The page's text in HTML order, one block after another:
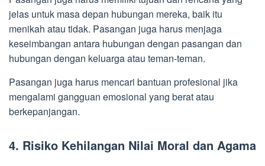
jelas untuk masa depan hubungan mereka, baik itu
menikah atau tidak. Pasangan juga harus menjaga
keseimbangan antara hubungan dengan pasangan dan
hubungan dengan keluarga atau teman-teman.
Pasangan juga harus mencari bantuan profesional jika
mengalami gangguan emosional yang berat atau
berkepanjangan.
4. Risiko Kehilangan Nilai Moral dan Agama